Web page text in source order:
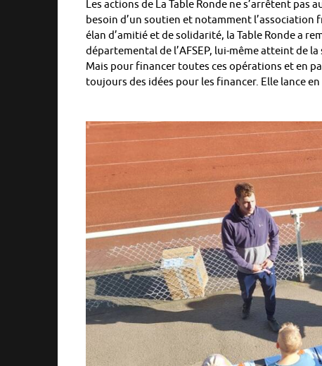
Les actions de La Table Ronde ne s’arrêtent pas
besoin d’un soutien et notamment l’association
élan d’amitié et de solidarité, la Table Ronde a
départemental de l’AFSEP, lui-même atteint de
Mais pour financer toutes ces opérations et en
toujours des idées pour les financer. Elle lance